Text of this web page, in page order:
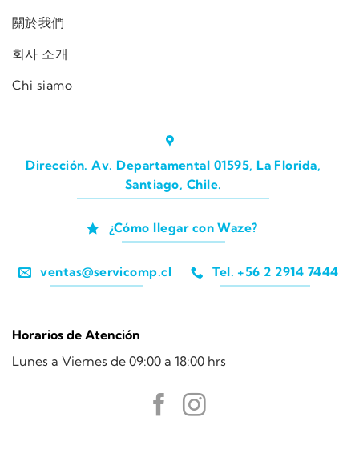
關於我們
회사 소개
Chi siamo
Dirección. Av. Departamental 01595, La Florida,
Santiago, Chile.
¿Cómo llegar con Waze?
ventas@servicomp.cl Tel. +56 2 2914 7444
Horarios de Atención
Lunes a Viernes de 09:00 a 18:00 hrs